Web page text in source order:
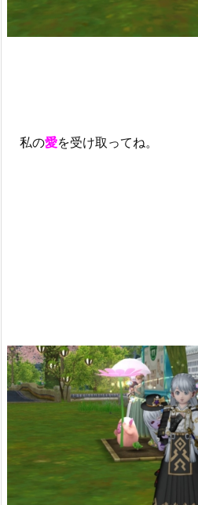
私の愛を受け取ってね。